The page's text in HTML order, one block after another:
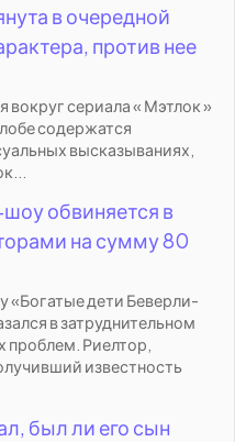
в очередной
против нее
вокруг сериала « Мэтлок »
содержатся
высказываниях,
обвиняется в
на сумму 80
«Богатые дети Беверли-
в затруднительном
Риелтор,
известность
был ли его сын